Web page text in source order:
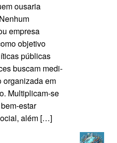
ousaria
empresa
objetivo
públicas
buscam medi-
organizada em
Multiplicam-se
estar
além […]